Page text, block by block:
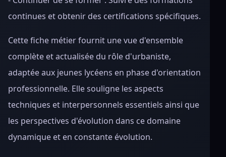
continues et obtenir des certifications spécifiques.
Cette fiche métier fournit une vue d'ensemble
complète et actualisée du rôle d'urbaniste,
adaptée aux jeunes lycéens en phase d'orientation
professionnelle. Elle souligne les aspects
techniques et interpersonnels essentiels ainsi que
les perspectives d'évolution dans ce domaine
dynamique et en constante évolution.